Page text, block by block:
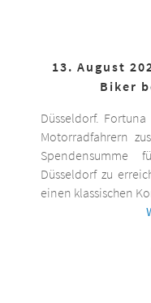
13. August
Biker
Düsseldorf.
Motorradfahrern
Spendensumme
Düsseldorf zu
einen klassischen